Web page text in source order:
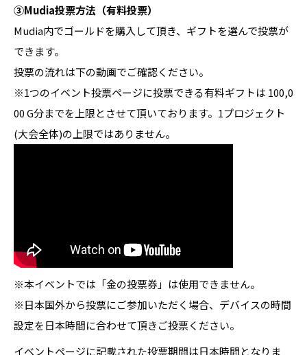
③Mudia投票方法（有料投票）
Mudia内でゴールドを購入して頂き、ギフトを選んで投票が
できます。
投票の流れは下の動画でご確認ください。
※1つのイベント投票ページに投票できる有料ギフトは 100,0
00 G分までを上限とさせて頂いております。1プロジェクト
(大会全体)の上限ではありません。
※本イベントでは「金の投票券」は使用できません。
※日本国外から投票にご参加いただく場合、デバイスの時間
設定を日本時間に合わせて頂きご投票ください。
イベントページに記載された投票期間は日本時間となりま